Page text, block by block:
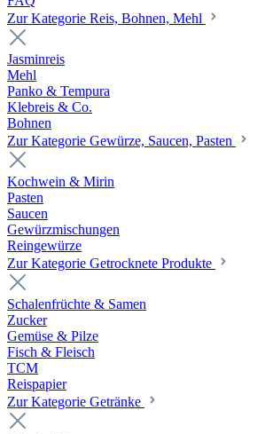
Zur Kategorie Reis, Bohnen, Mehl
Jasminreis
Mehl
Panko & Tempura
Klebreis & Co.
Bohnen
Zur Kategorie Gewürze, Saucen, Pasten
Kochwein & Mirin
Pasten
Saucen
Gewürzmischungen
Reingewürze
Zur Kategorie Getrocknete Produkte
Schalenfrüchte & Samen
Zucker
Gemüse & Pilze
Fisch & Fleisch
TCM
Reispapier
Zur Kategorie Getränke